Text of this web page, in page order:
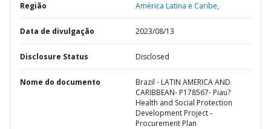
Região América Latina e Caribe,
Data de divulgação 2023/08/13
Disclosure Status Disclosed
Nome do documento
Brazil - LATIN AMERICA AND
CARIBBEAN- P178567- Piau?
Health and Social Protection
Development Project -
Procurement Plan